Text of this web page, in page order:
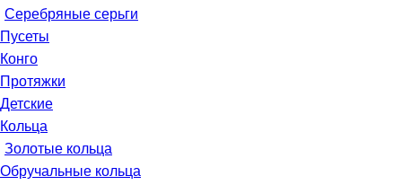
Серебряные серьги
Пусеты
Конго
Протяжки
Детские
Кольца
Золотые кольца
Обручальные кольца